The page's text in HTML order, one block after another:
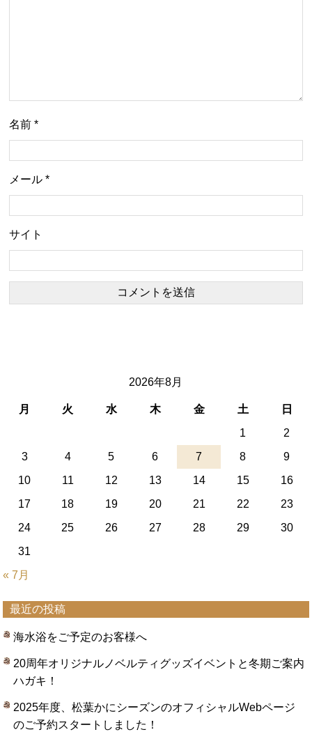
名前*
メール*
サイト
2026年8月
月 火 水 木 金 土 日
« 7月
1
2
3
4 5 6 7 8
9
10
11 12 13 14 15
16
17
18 19 20 21 22
23
24
25 26 27 28 29
30
31
最近の投稿
海水浴をご予定のお客様へ
20周年オリジナルノベルティグッズイベントと冬期ご案内
ハガキ！
2025年度、松葉かにシーズンのオフィシャルWebページ
のご予約スタートしました！